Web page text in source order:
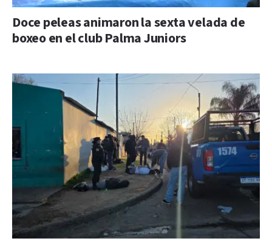
Doce peleas animaron la sexta velada de
boxeo en el club Palma Juniors